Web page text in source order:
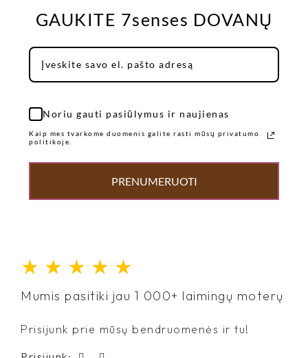
GAUKITE 7senses DOVANŲ
Noriu gauti pasiūlymus ir naujienas
Kaip mes tvarkome duomenis galite rasti mūsų privatumo
politikoje.
PRENUMERUOTI
★ ★ ★ ★ ★
Mumis pasitiki jau 1 000+ laimingų moterų
Prisijunk prie mūsų bendruomenės ir tu!